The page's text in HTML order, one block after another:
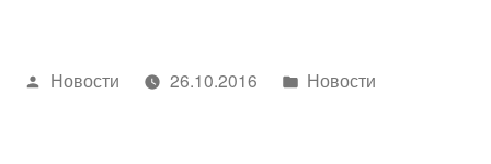
Написано
Новости 26.10.2016
Написано
Новости